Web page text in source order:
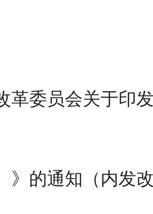
革委员会关于印
》的通知（内发